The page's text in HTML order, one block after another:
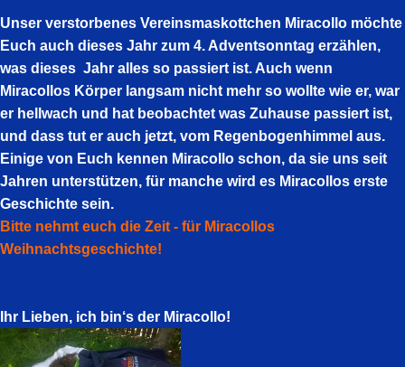
Unser verstorbenes Vereinsmaskottchen Miracollo möchte
Euch auch dieses Jahr zum 4. Adventsonntag erzählen,
was dieses Jahr alles so passiert ist. Auch wenn
Miracollos Körper langsam nicht mehr so wollte wie er, war
er hellwach und hat beobachtet was Zuhause passiert ist,
und dass tut er auch jetzt, vom Regenbogenhimmel aus.
Einige von Euch kennen Miracollo schon, da sie uns seit
Jahren unterstützen, für manche wird es Miracollos erste
Geschichte sein.
Bitte nehmt euch die Zeit - für Miracollos
Weihnachtsgeschichte!
Ihr Lieben, ich bin‘s der Miracollo!